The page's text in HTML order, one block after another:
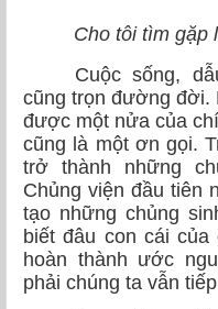
Cho tôi tìm gặp
Cuộc sống,
cũng trọn đường đời.
được một nửa của
cũng là một ơn gọi.
trở thành những
Chủng viện đầu tiên
tạo những chủng
biết đâu con cái
hoàn thành ước
phải chúng ta vẫn